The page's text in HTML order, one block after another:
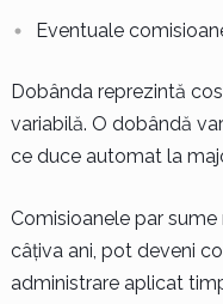
Eventuale
Dobânda reprezintă
variabilă. O dobândă
ce duce automat la
Comisioanele par
câțiva ani, pot deveni
administrare aplicat